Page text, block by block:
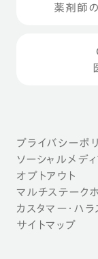
薬剤師
プライバシーポ
ソーシャルメデ
オプトアウト
マルチステーク
カスタマー・ハ
サイトマップ